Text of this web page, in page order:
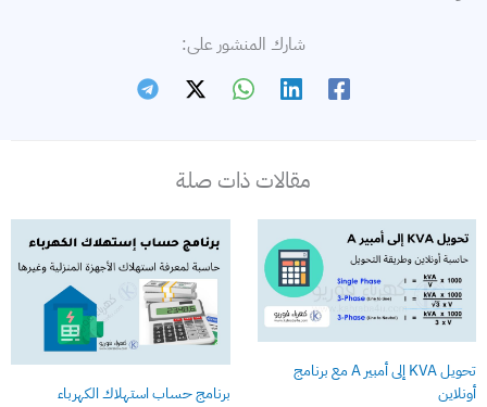
شارك المنشور على:
مقالات ذات صلة
تحويل KVA إلى أمبير A مع برنامج
أونلاين
برنامج حساب استهلاك الكهرباء